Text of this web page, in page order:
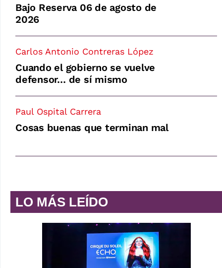
Bajo Reserva 06 de agosto de
2026
Carlos Antonio Contreras López
Cuando el gobierno se vuelve
defensor… de sí mismo
Paul Ospital Carrera
Cosas buenas que terminan mal
LO MÁS LEÍDO